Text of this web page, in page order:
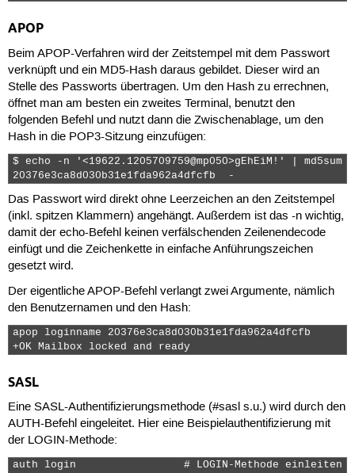
APOP
Beim APOP-Verfahren wird der Zeitstempel mit dem Passwort
verknüpft und ein MD5-Hash daraus gebildet. Dieser wird an
Stelle des Passworts übertragen. Um den Hash zu errechnen,
öffnet man am besten ein zweites Terminal, benutzt den
folgenden Befehl und nutzt dann die Zwischenablage, um den
Hash in die POP3-Sitzung einzufügen:
$ echo -n '<19622.1205709759@mp050>gEhEiM!' | md5sum -
20376e3ca8d030b31e1fda962a4dfcfb  -
Das Passwort wird direkt ohne Leerzeichen an den Zeitstempel
(inkl. spitzen Klammern) angehängt. Außerdem ist das -nwichtig,
damit der echo-Befehl keinen verfälschenden Zeilenendecode
einfügt und die Zeichenkette in einfache Anführungszeichen
gesetzt wird.
Der eigentlicheAPOP-Befehl verlangt zwei Argumente, nämlich
den Benutzernamen und den Hash:
apop loginname 20376e3ca8d030b31e1fda962a4dfcfb
+OK Mailbox locked and ready
SASL
Eine SASL-Authentifizierungsmethode (#sasl s.u.) wird durch den
AUTH-Befehl eingeleitet. Hier eine Beispielauthentifizierung mit
der LOGIN-Methode:
auth login                 # LOGIN-Methode einleiten